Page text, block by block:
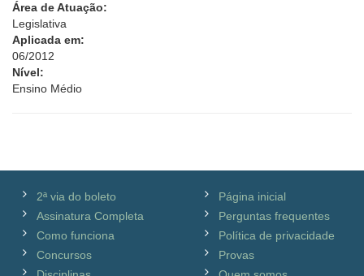
Área de Atuação:
Legislativa
Aplicada em:
06/2012
Nível:
Ensino Médio
2ª via do boleto
Assinatura Completa
Como funciona
Concursos
Página inicial
Perguntas frequentes
Política de privacidade
Provas